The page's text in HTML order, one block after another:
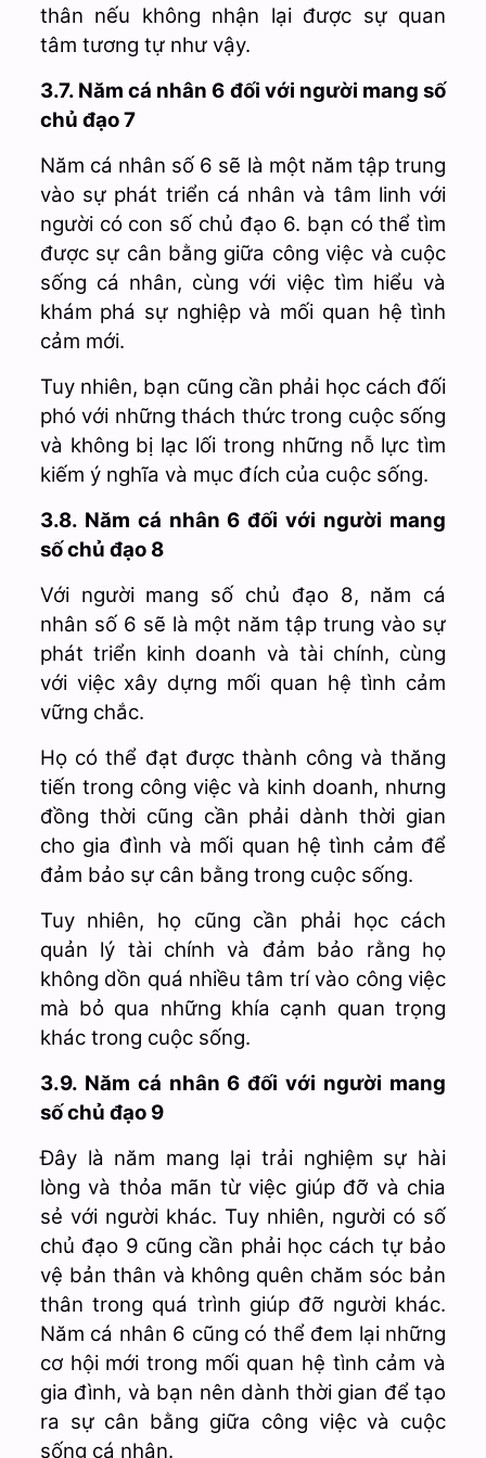
thân nếu không nhận lại được sự quan
tâm tương tự như vậy.
3.7. Năm cá nhân 6 đối với người mang số
chủ đạo 7
Năm cá nhân số 6 sẽ là một năm tập trung
vào sự phát triển cá nhân và tâm linh với
người có con số chủ đạo 6. bạn có thể tìm
được sự cân bằng giữa công việc và cuộc
sống cá nhân, cùng với việc tìm hiểu và
khám phá sự nghiệp và mối quan hệ tình
cảm mới.
Tuy nhiên, bạn cũng cần phải học cách đối
phó với những thách thức trong cuộc sống
và không bị lạc lối trong những nỗ lực tìm
kiếm ý nghĩa và mục đích của cuộc sống.
3.8. Năm cá nhân 6 đối với người mang
số chủ đạo 8
Với người mang số chủ đạo 8, năm cá
nhân số 6 sẽ là một năm tập trung vào sự
phát triển kinh doanh và tài chính, cùng
với việc xây dựng mối quan hệ tình cảm
vững chắc.
Họ có thể đạt được thành công và thăng
tiến trong công việc và kinh doanh, nhưng
đồng thời cũng cần phải dành thời gian
cho gia đình và mối quan hệ tình cảm để
đảm bảo sự cân bằng trong cuộc sống.
Tuy nhiên, họ cũng cần phải học cách
quản lý tài chính và đảm bảo rằng họ
không dồn quá nhiều tâm trí vào công việc
mà bỏ qua những khía cạnh quan trọng
khác trong cuộc sống.
3.9. Năm cá nhân 6 đối với người mang
số chủ đạo 9
Đây là năm mang lại trải nghiệm sự hài
lòng và thỏa mãn từ việc giúp đỡ và chia
sẻ với người khác. Tuy nhiên, người có số
chủ đạo 9 cũng cần phải học cách tự bảo
vệ bản thân và không quên chăm sóc bản
thân trong quá trình giúp đỡ người khác.
Năm cá nhân 6 cũng có thể đem lại những
cơ hội mới trong mối quan hệ tình cảm và
gia đình, và bạn nên dành thời gian để tạo
ra sự cân bằng giữa công việc và cuộc
sống cá nhân.